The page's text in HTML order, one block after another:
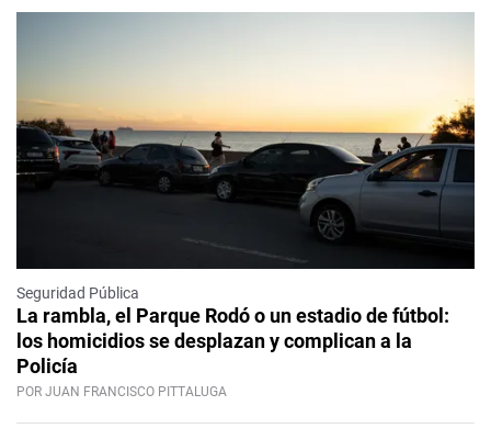
Seguridad Pública
La rambla, el Parque Rodó o un estadio de fútbol:
los homicidios se desplazan y complican a la
Policía
POR JUAN FRANCISCO PITTALUGA